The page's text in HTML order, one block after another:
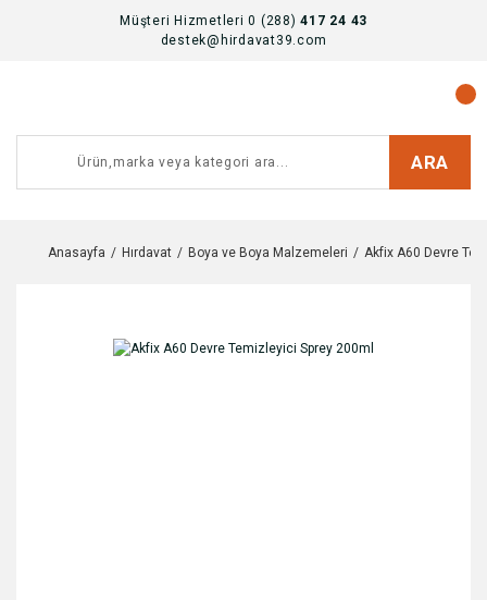
Müşteri Hizmetleri 0 (288)417 24 43
destek@hirdavat39.com
ARA
Anasayfa Hırdavat Boya ve Boya Malzemeleri Akfix A60 Devre